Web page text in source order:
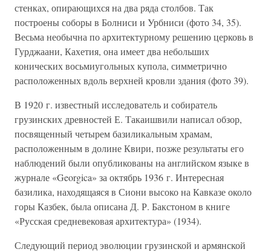
стенках, опирающихся на два ряда столбов. Так
построены соборы в Болниси и Урбниси (фото 34, 35).
Весьма необычна по архитектурному решению церковь в
Гурджаани, Кахетия, она имеет два небольших
конических восьмиугольных купола, симметрично
расположенных вдоль верхней кровли здания (фото 39).
В 1920 г. известный исследователь и собиратель
грузинских древностей Е. Такаишвили написал обзор,
посвященный четырем базиликальным храмам,
расположенным в долине Квири, позже результаты его
наблюдений были опубликованы на английском языке в
журнале «Georgica» за октябрь 1936 г. Интересная
базилика, находящаяся в Сиони высоко на Кавказе около
горы Казбек, была описана Д. Р. Бакстоном в книге
«Русская средневековая архитектура» (1934).
Следующий период эволюции грузинской и армянской